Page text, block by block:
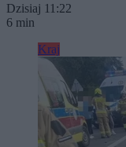
Dzisiaj 11:22
6 min
Kraj